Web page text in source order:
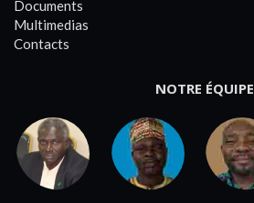
Documents
Multimedias
Contacts
NOTRE ÉQUIPE